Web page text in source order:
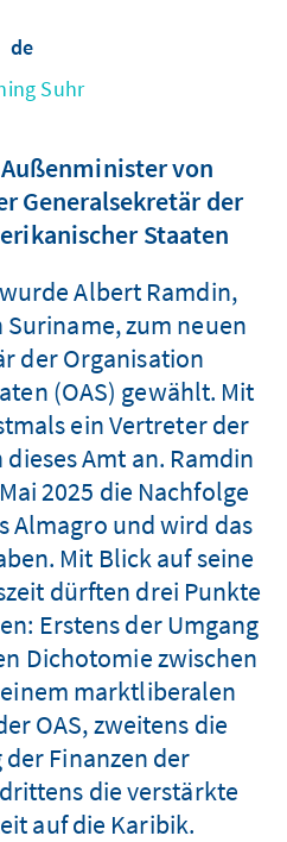
de
Suhr
von
Generalsekretär der
Staaten
Albert Ramdin,
zum neuen
der Organisation
(OAS) gewählt. Mit
ein Vertreter der
Amt an. Ramdin
2025 die Nachfolge
Almagro und wird das
Mit Blick auf seine
dürften drei Punkte
Erstens der Umgang
Dichotomie zwischen
marktliberalen
OAS, zweitens die
Finanzen der
die verstärkte
auf die Karibik.